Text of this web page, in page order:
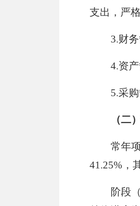
支出 ，严
3.财
4.资产
5.采购
（二
常年
41.25% ，
阶段（